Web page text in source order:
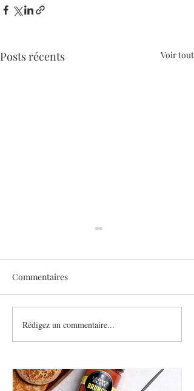
Posts récents Voir tout
Commentaires
Rédigez un commentaire...